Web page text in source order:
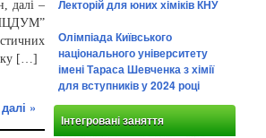
далі –
[…]
»
Лекторій для юних хіміків КНУ
Олімпіада Київського
національного університету
імені Тараса Шевченка з хімії
для вступників у 2024 році
Інтегровані заняття